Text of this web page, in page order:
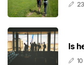
Is